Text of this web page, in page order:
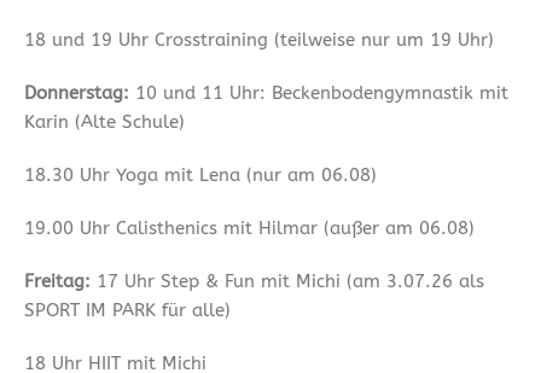
18 und 19 Uhr Crosstraining (teilweise nur um 19 Uhr)
Donnerstag: 10 und 11 Uhr: Beckenbodengymnastik mit
Karin (Alte Schule)
18.30 Uhr Yoga mit Lena (nur am 06.08)
19.00 Uhr Calisthenics mit Hilmar (außer am 06.08)
Freitag: 17 Uhr Step & Fun mit Michi (am 3.07.26 als
SPORT IM PARK für alle)
18 Uhr HIIT mit Michi